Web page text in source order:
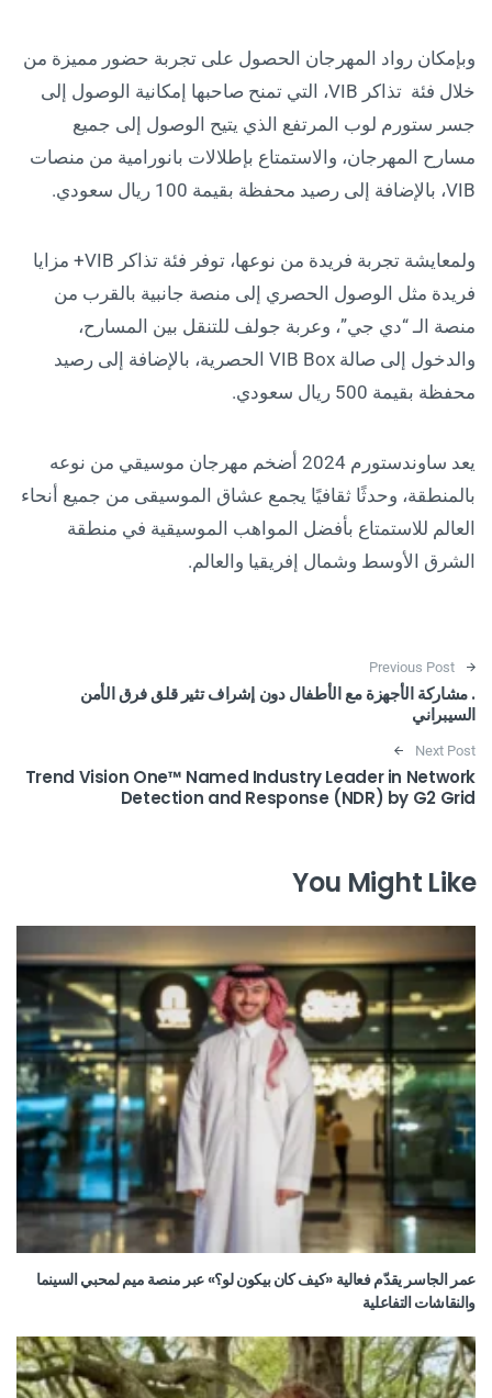
وبإمكان رواد المهرجان الحصول على تجربة حضور مميزة من
خلال فئة تذاكر VIB، التي تمنح صاحبها إمكانية الوصول إلى
جسر ستورم لوب المرتفع الذي يتيح الوصول إلى جميع
مسارح المهرجان، والاستمتاع بإطلالات بانورامية من منصات
VIB، بالإضافة إلى رصيد محفظة بقيمة 100 ريال سعودي.
ولمعايشة تجربة فريدة من نوعها، توفر فئة تذاكر VIB+ مزايا
فريدة مثل الوصول الحصري إلى منصة جانبية بالقرب من
منصة الـ “دي جي”، وعربة جولف للتنقل بين المسارح،
والدخول إلى صالة VIB Box الحصرية، بالإضافة إلى رصيد
محفظة بقيمة 500 ريال سعودي.
يعد ساوندستورم 2024 أضخم مهرجان موسيقي من نوعه
بالمنطقة، وحدثًا ثقافيًا يجمع عشاق الموسيقى من جميع أنحاء
العالم للاستمتاع بأفضل المواهب الموسيقية في منطقة
الشرق الأوسط وشمال إفريقيا والعالم.
Post navigation
Previous Post
. مشاركة الأجهزة مع الأطفال دون إشراف تثير قلق فرق الأمن
السيبراني
Next Post
Trend Vision One™ Named Industry Leader in Network
Detection and Response (NDR) by G2 Grid
You Might Like
عمر الجاسر يقدّم فعالية «كيف كان بيكون لو؟» عبر منصة ميم لمحبي السينما
والنقاشات التفاعلية